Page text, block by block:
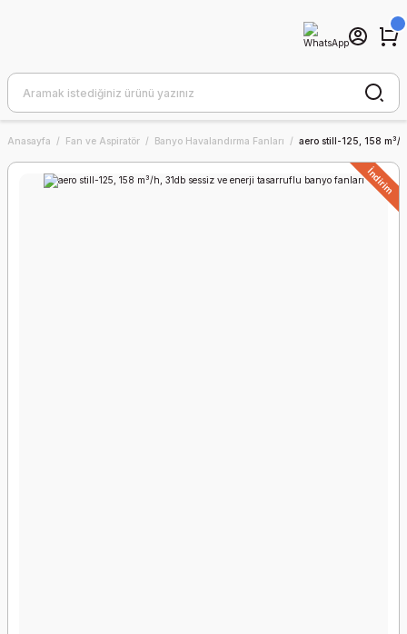
Anasayfa Fan ve Aspiratör Banyo Havalandırma Fanları aero still-125, 158 m³/
İndirim